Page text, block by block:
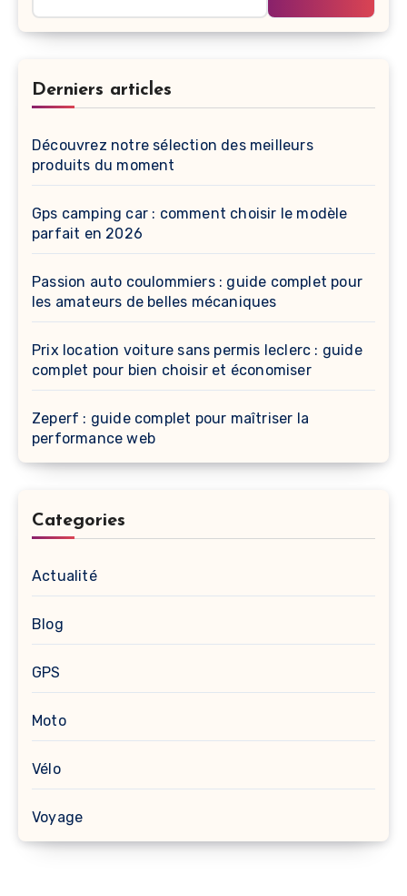
Derniers articles
Découvrez notre sélection des meilleurs
produits du moment
Gps camping car : comment choisir le modèle
parfait en 2026
Passion auto coulommiers : guide complet pour
les amateurs de belles mécaniques
Prix location voiture sans permis leclerc : guide
complet pour bien choisir et économiser
Zeperf : guide complet pour maîtriser la
performance web
Categories
Actualité
Blog
GPS
Moto
Vélo
Voyage